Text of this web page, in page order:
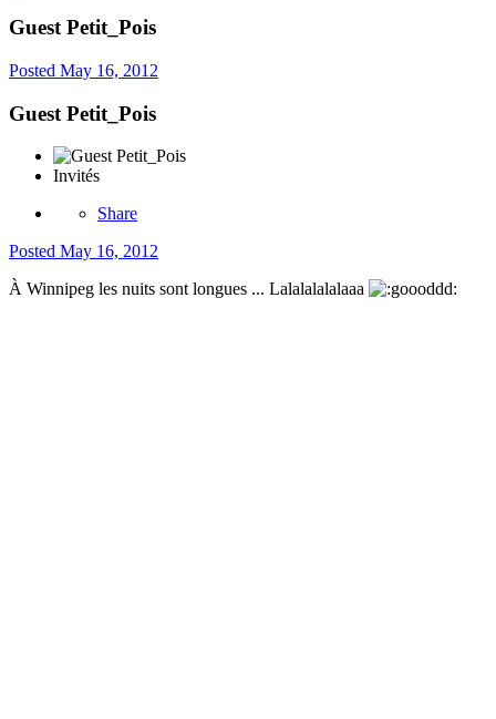
Guest Petit_Pois
Posted May 16, 2012
Guest Petit_Pois
Invités
Share
Posted May 16, 2012
À Winnipeg les nuits sont longues ... Lalalalalalaaa